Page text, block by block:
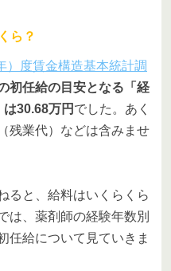
ら？
）度賃金構造基本統計調
初任給の目安となる「経
30.68万円 でした。あく
残業代）などは含みませ
ると、給料はいくらくら
は、薬剤師の経験年数別
任給について見ていきま